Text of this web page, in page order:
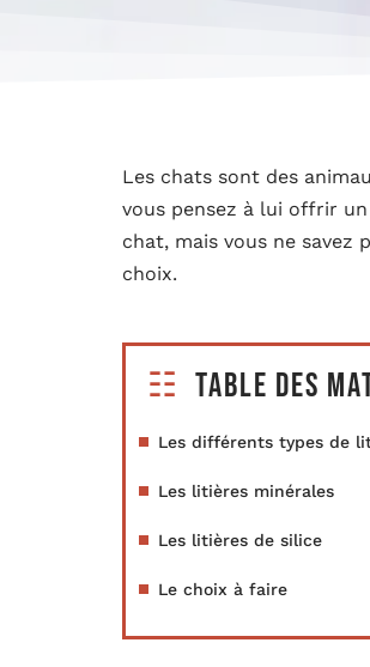
Les chats sont des
vous pensez à lui offrir
chat, mais vous ne savez
choix.
Table des
Les différents types de
Les litières minérales
Les litières de silice
Le choix à faire